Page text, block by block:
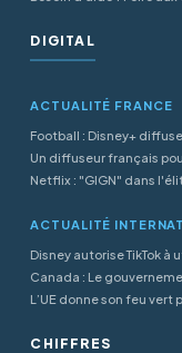
DIGITAL
ACTUALITÉ FRANCE
Football : Disney+
Un diffuseur français
Netflix : "GIGN" dans
ACTUALITÉ
Disney autorise TikTok
Canada : Le
L’UE donne son feu vert
CHIFFRES